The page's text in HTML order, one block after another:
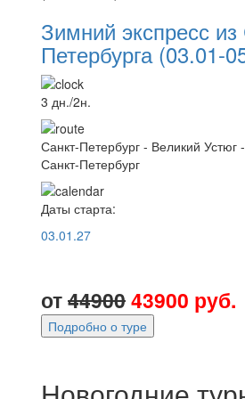
Зимний экспресс из
Петербурга (03.01-
3 дн./2н.
Санкт-Петербург - Великий Устюг
Санкт-Петербург
Даты старта:
03.01.27
от4490043900 руб.
Подробно о туре